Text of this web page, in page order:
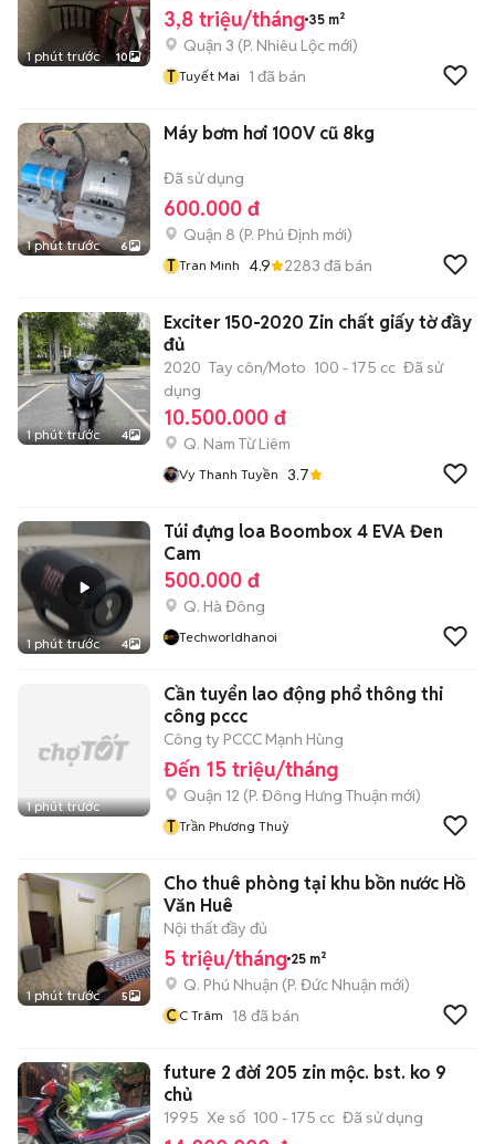
1 phút trước 10
3,8 triệu/tháng 35 m²
Quận 3 (P. Nhiêu Lộc mới)
T Tuyết Mai 1 đã bán
1 phút trước 6
Máy bơm hơi 100V cũ 8kg
Đã sử dụng
600.000 đ
Quận 8 (P. Phú Định mới)
T Tran Minh 4.9 2283 đã bán
1 phút trước 4
Exciter 150-2020 Zin chất giấy tờ đầy
đủ
2020 Tay côn/Moto 100 - 175 cc Đã sử
dụng
10.500.000 đ
Q. Nam Từ Liêm
Vy Thanh Tuyền 3.7
1 phút trước 4
Túi đựng loa Boombox 4 EVA Đen
Cam
500.000 đ
Q. Hà Đông
Techworldhanoi
1 phút trước
Cần tuyển lao động phổ thông thi
công pccc
Công ty PCCC Mạnh Hùng
Đến 15 triệu/tháng
Quận 12 (P. Đông Hưng Thuận mới)
T Trần Phương Thuỳ
1 phút trước 5
Cho thuê phòng tại khu bồn nước Hồ
Văn Huê
Nội thất đầy đủ
5 triệu/tháng 25 m²
Q. Phú Nhuận (P. Đức Nhuận mới)
CC Trâm 18 đã bán
future 2 đời 205 zin mộc. bst. ko 9
chủ
1995 Xe số 100 - 175 cc Đã sử dụng